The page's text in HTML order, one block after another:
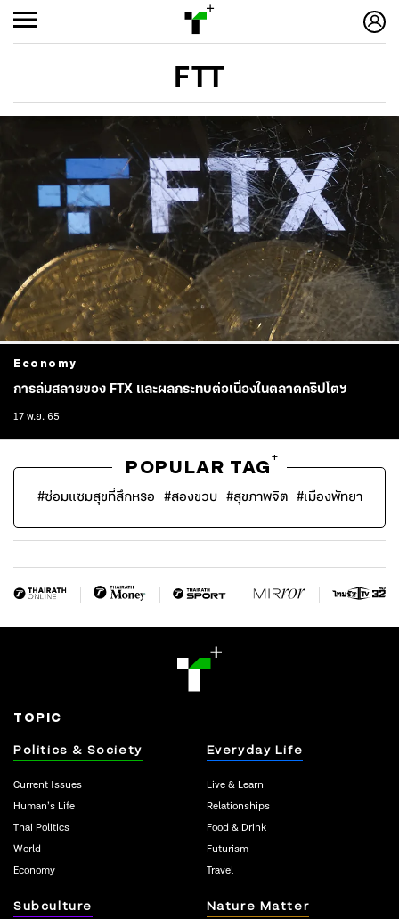
FTT
Economy
การล่มสลายของ FTX และผลกระทบต่อเนื่องในตลาดคริปโตฯ
17 พ.ย. 65
POPULAR TAG
+
#ซ่อมแซมสุขที่สึกหรอ #สองขวบ #สุขภาพจิต #เมืองพัทยา
TOPIC
Politics & Society
Current Issues
Human’s Life
Thai Politics
World
Economy
Everyday Life
Live & Learn
Relationships
Food & Drink
Futurism
Travel
Subculture Nature Matter